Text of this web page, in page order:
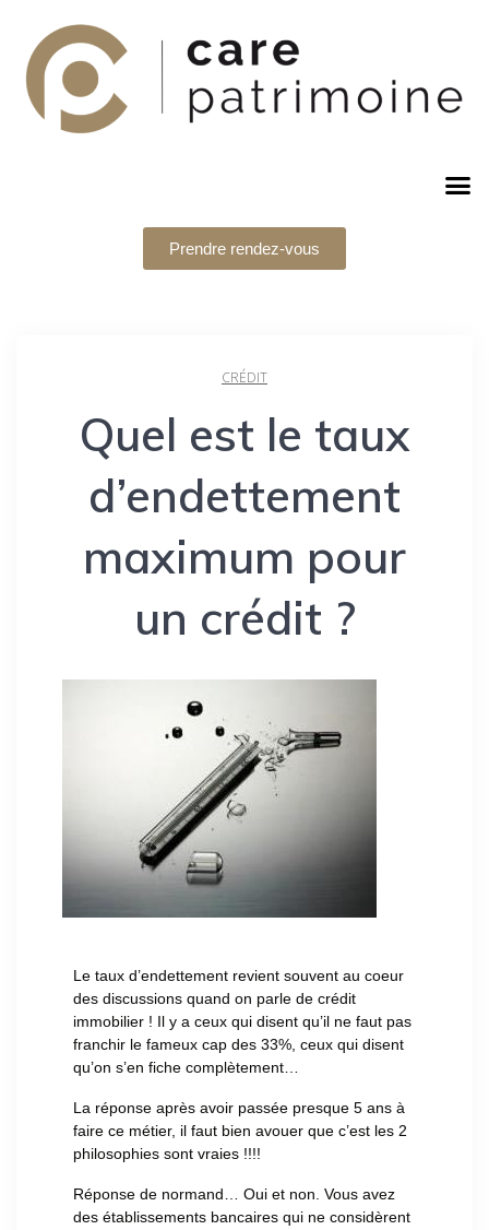
Prendre rendez-vous
CRÉDIT
Quel est le taux
d’endettement
maximum pour
un crédit ?
Le taux d’endettement revient souvent au coeur
des discussions quand on parle de crédit
immobilier ! Il y a ceux qui disent qu’il ne faut pas
franchir le fameux cap des 33%, ceux qui disent
qu’on s’en fiche complètement…
La réponse après avoir passée presque 5 ans à
faire ce métier, il faut bien avouer que c’est les 2
philosophies sont vraies !!!!
Réponse de normand… Oui et non. Vous avez
des établissements bancaires qui ne considèrent